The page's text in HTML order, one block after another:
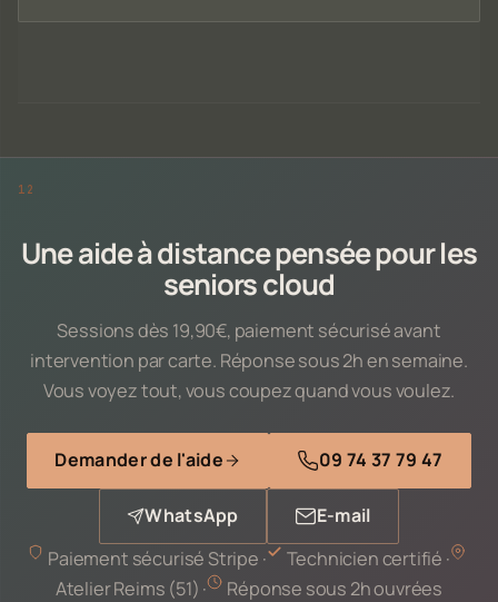
Une aide à distance pensée pour les
seniors cloud
Sessions dès 19,90€, paiement sécurisé avant
intervention par carte. Réponse sous 2h en semaine.
Vous voyez tout, vous coupez quand vous voulez.
Demander de l'aide 09 74 37 79 47
WhatsApp
E-mail
Paiement sécurisé Stripe ·
Technicien certifié ·
Atelier Reims (51) ·
Réponse sous 2h ouvrées